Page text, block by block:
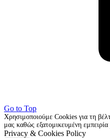
Go to Top
Χρησιμοποιούμε Cookies για τη
μας καθώς εξατομικευμένη εμπειρία
Privacy & Cookies Policy